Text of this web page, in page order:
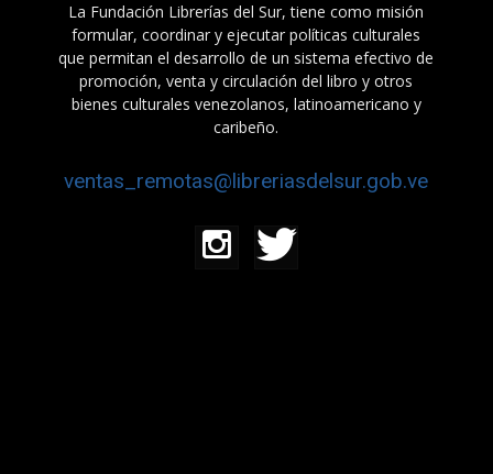
La Fundación Librerías del Sur, tiene como misión
formular, coordinar y ejecutar políticas culturales
que permitan el desarrollo de un sistema efectivo de
promoción, venta y circulación del libro y otros
bienes culturales venezolanos, latinoamericano y
caribeño.
ventas_remotas@libreriasdelsur.gob.ve